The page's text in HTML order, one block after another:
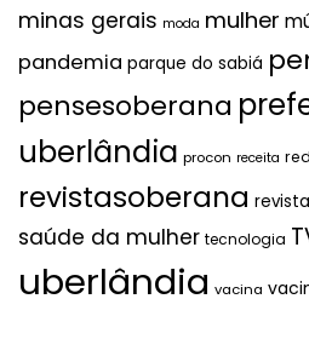
minas gerais moda mulher
pandemia parque do sabiá
pensesoberana
uberlândia procon receita
revistasoberana
saúde da mulher tecnologia
uberlândia vacina